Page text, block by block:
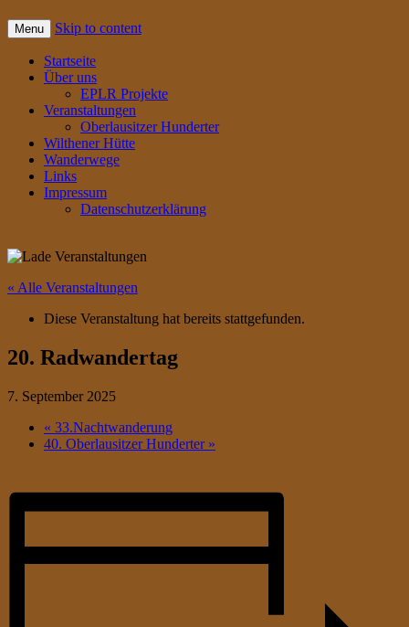
Menu Skip to content
Startseite
Über uns
EPLR Projekte
Veranstaltungen
Oberlausitzer Hunderter
Wilthener Hütte
Wanderwege
Links
Impressum
Datenschutzerklärung
« Alle Veranstaltungen
Diese Veranstaltung hat bereits stattgefunden.
20. Radwandertag
7. September 2025
« 33.Nachtwanderung
40. Oberlausitzer Hunderter »